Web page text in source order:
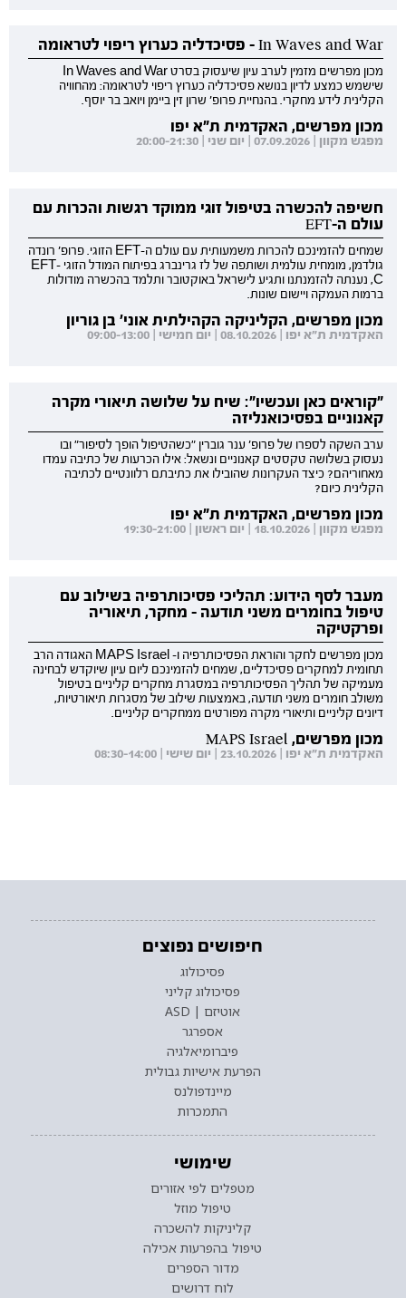
In Waves and War - פסיכדליה כערוץ ריפוי לטראומה
מכון מפרשים מזמין לערב עיון שיעסוק בסרט In Waves and War
שישמש כמצע לדיון בנושא פסיכדליה כערוץ ריפוי לטראומה: מהחוויה
הקלינית לידע מחקרי. בהנחיית פרופ' שרון זין ביימן ויואב בר יוסף.
מכון מפרשים, האקדמית ת"א יפו
מפגש מקוון | 07.09.2026 | יום שני | 20:00-21:30
חשיפה להכשרה בטיפול זוגי ממוקד רגשות והכרות עם
עולם ה-EFT
שמחים להזמינכם להכרות משמעותית עם עולם ה-EFT הזוגי. פרופ' רונדה
גולדמן, מומחית עולמית ושותפה של לז גרינברג בפיתוח המודל הזוגי EFT-
C, נענתה להזמנתנו ותגיע לישראל באוקטובר ותלמד בהכשרה מודולות
ברמות העמקה ויישום שונות.
מכון מפרשים, הקליניקה הקהילתית אוני' בן גוריון
האקדמית ת"א יפו | 08.10.2026 | יום חמישי | 09:00-13:00
"קוראים כאן ועכשיו": שיח על שלושה תיאורי מקרה
קאנוניים בפסיכואנליזה
ערב השקה לספרו של פרופ' ענר גוברין "כשהטיפול הופך לסיפור" ובו
נעסוק בשלושה טקסטים קאנוניים ונשאל: אילו הכרעות של כתיבה עמדו
מאחוריהם? כיצד העקרונות שהובילו את כתיבתם רלוונטיים לכתיבה
הקלינית כיום?
מכון מפרשים, האקדמית ת"א יפו
מפגש מקוון | 18.10.2026 | יום ראשון | 19:30-21:00
מעבר לסף הידוע: תהליכי פסיכותרפיה בשילוב עם
טיפול בחומרים משני תודעה - מחקר, תיאוריה
ופרקטיקה
מכון מפרשים לחקר והוראת הפסיכותרפיה ו- MAPS Israel האגודה הרב
תחומית למחקרים פסיכדליים, שמחים להזמינכם ליום עיון שיוקדש לבחינה
מעמיקה של תהליך הפסיכותרפיה במסגרת מחקרים קליניים בטיפול
משולב חומרים משני תודעה, באמצעות שילוב של מסגרות תיאורטיות,
דיונים קליניים ותיאורי מקרה מפורטים ממחקרים קליניים.
מכון מפרשים, MAPS Israel
האקדמית ת"א יפו | 23.10.2026 | יום שישי | 08:30-14:00
חיפושים נפוצים
פסיכולוג
פסיכולוג קליני
אוטיזם | ASD
אספרגר
פיברומיאלגיה
הפרעת אישיות גבולית
מיינדפולנס
התמכרות
שימושי
מטפלים לפי אזורים
טיפול מוזל
קליניקות להשכרה
טיפול בהפרעות אכילה
מדור הספרים
לוח דרושים